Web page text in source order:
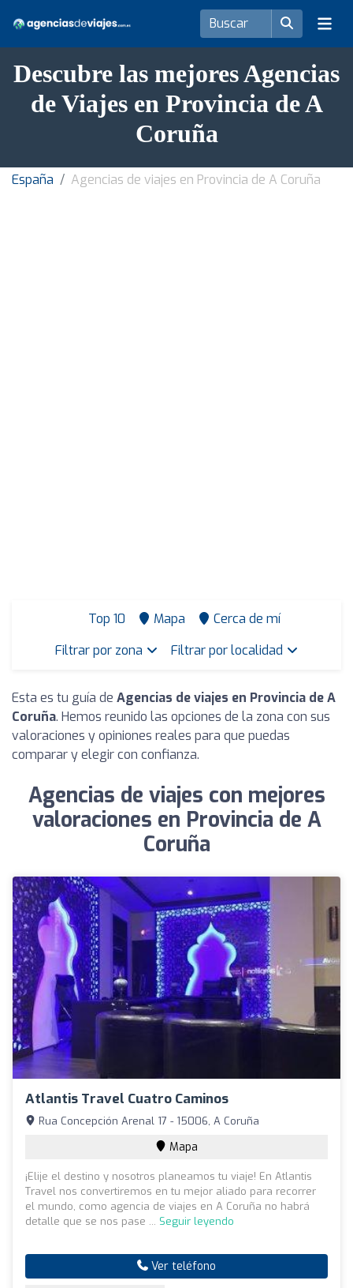
Descubre las mejores Agencias
de Viajes en Provincia de A
Coruña
España Agencias de viajes en Provincia de A Coruña
Top 10 Mapa
Cerca de mí
Filtrar por zona
Filtrar por localidad
Esta es tu guía de Agencias de viajes en Provincia de A
Coruña. Hemos reunido las opciones de la zona con sus
valoraciones y opiniones reales para que puedas
comparar y elegir con confianza.
Agencias de viajes con mejores
valoraciones en Provincia de A
Coruña
Atlantis Travel Cuatro Caminos
Rua Concepción Arenal 17 - 15006, A Coruña
Mapa
¡Elije el destino y nosotros planeamos tu viaje! En Atlantis
Travel nos convertiremos en tu mejor aliado para recorrer
el mundo, como agencia de viajes en A Coruña no habrá
detalle que se nos pase ... Seguir leyendo
Ver teléfono